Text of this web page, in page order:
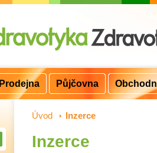
Úvod > Inzerce
Inzerce
Prodejna Půjčovna